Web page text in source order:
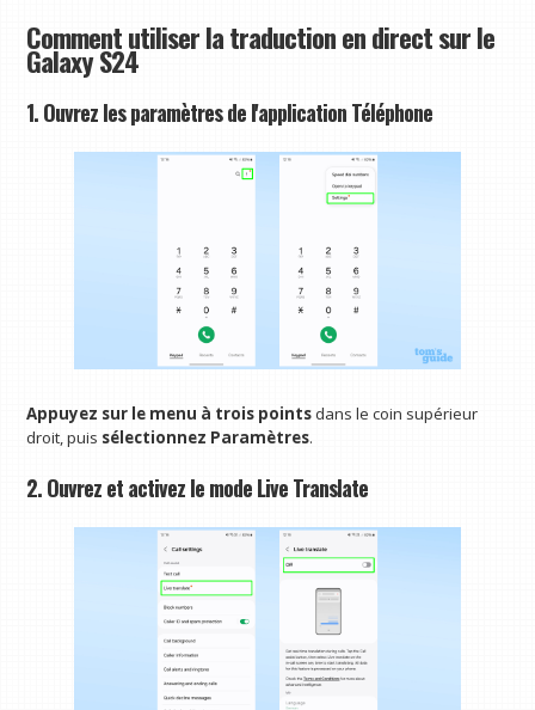
Comment utiliser la traduction en direct sur le
Galaxy S24
1. Ouvrez les paramètres de l'application Téléphone
Appuyez sur le menu à trois pointsdans le coin supérieur
droit, puis sélectionnez Paramètres.
2. Ouvrez et activez le mode Live Translate